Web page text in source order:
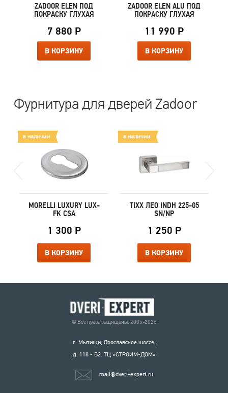
ZADOOR ELEN ПОД
ПОКРАСКУ ГЛУХАЯ
7 880 Р
В КОРЗИНУ
ZADOOR ELEN ALU ПОД
ПОКРАСКУ ГЛУХАЯ
11 990 Р
В КОРЗИНУ
Фурнитура для дверей Zadoor
в наличии
MORELLI LUXURY LUX-
FK CSA
1 300 Р
В КОРЗИНУ
в наличии
TIXX ЛЕО INDH 225-05
SN/NP
1 250 Р
В КОРЗИНУ
© Все права защищены. 2005-2026
г. Мытищи, Ярославское шоссе,
д. 118 - Б2. ТЦ «СТРОИМ-ДОМ»
mail@dveri-expert.ru